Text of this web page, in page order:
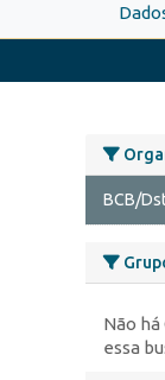
BCB/
Não
essa